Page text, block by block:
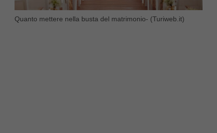
Quanto mettere nella busta del matrimonio- (Turiweb.it)